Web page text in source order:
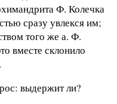
Ф. Колечка
сразу увлекся им;
того же а. Ф.
вместе склонило
выдержит ли?